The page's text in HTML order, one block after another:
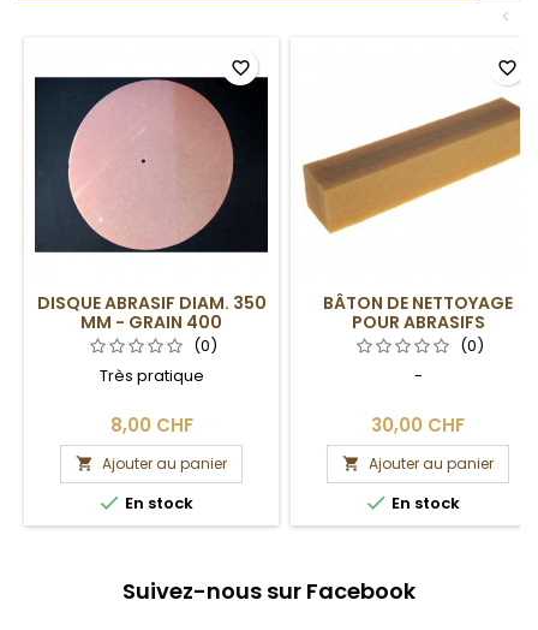
<
DISQUE ABRASIF DIAM. 350
MM - GRAIN 400
(0)
Très pratique
8,00 CHF
 Ajouter au panier
 En stock
favorite_border
BÂTON DE NETTOYAGE
POUR ABRASIFS
(0)
-
30,00 CHF
 Ajouter au panier
 En stock
favorite_border
Suivez-nous sur Facebook